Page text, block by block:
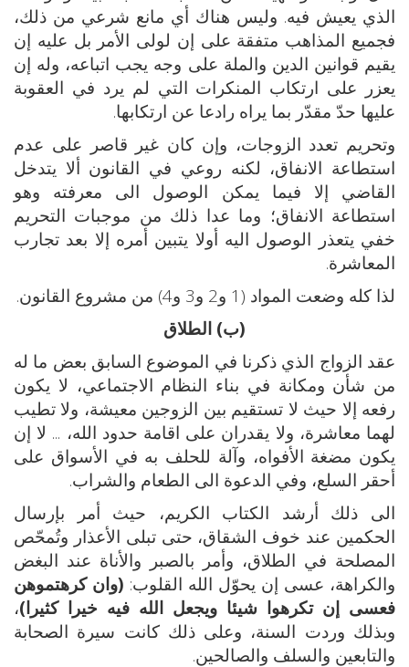
الذي يعيش فيه. وليس هناك أي مانع شرعي من ذلك،
فجميع المذاهب متفقة على إن لولى الأمر بل عليه إن
يقيم قوانين الدين والملة على وجه يجب اتباعه، وله إن
يعزر على ارتكاب المنكرات التي لم يرد في العقوبة
عليها حدّ مقدّر بما يراه رادعا عن ارتكابها.
وتحريم تعدد الزوجات، وإن كان غير قاصر على عدم
استطاعة الانفاق، لكنه روعي في القانون ألا يتدخل
القاضي إلا فيما يمكن الوصول الى معرفته وهو
استطاعة الانفاق؛ وما عدا ذلك من موجبات التحريم
خفي يتعذر الوصول اليه أولا يتبين أمره إلا بعد تجارب
المعاشرة.
لذا كله وضعت المواد (1 و2 و3 و4) من مشروع القانون.
(ب) الطلاق
عقد الزواج الذي ذكرنا في الموضوع السابق بعض ما له
من شأن ومكانة في بناء النظام الاجتماعي، لا يكون
رفعه إلا حيث لا تستقيم بين الزوجين معيشة، ولا تطيب
لهما معاشرة، ولا يقدران على اقامة حدود الله، ... لا إن
يكون مضغة الأفواه، وآلة للحلف به في الأسواق على
أحقر السلع، وفي الدعوة الى الطعام والشراب.
الى ذلك أرشد الكتاب الكريم، حيث أمر بإرسال
الحكمين عند خوف الشقاق، حتى تبلى الأعذار وتُمحّص
المصلحة في الطلاق، وأمر بالصبر والأناة عند البغض
والكراهة، عسى إن يحوّل الله القلوب: (وان كرهتموهن
فعسى إن تكرهوا شيئا ويجعل الله فيه خيرا كثيرا)،
وبذلك وردت السنة، وعلى ذلك كانت سيرة الصحابة
والتابعين والسلف والصالحين.